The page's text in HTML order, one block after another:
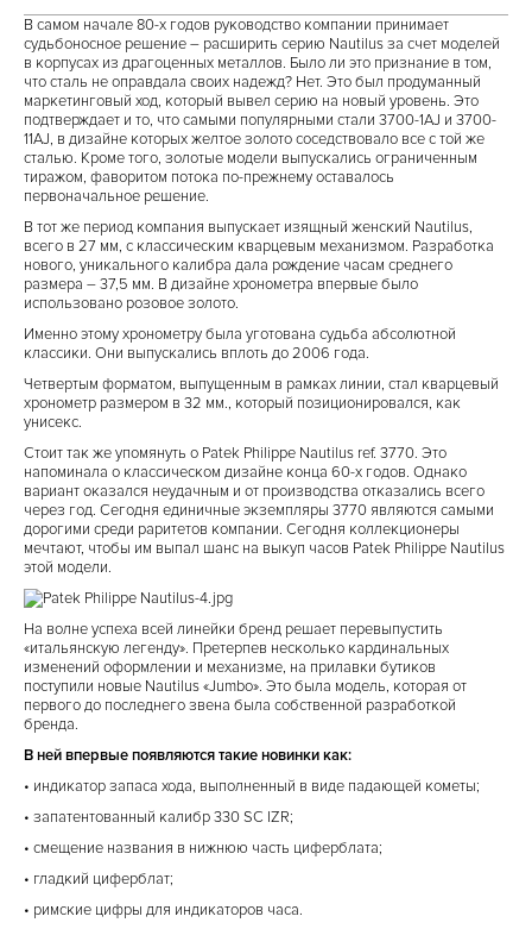
В самом начале 80-х годов руководство компании принимает
судьбоносное решение – расширить серию Nautilus за счет моделей
в корпусах из драгоценных металлов. Было ли это признание в том,
что сталь не оправдала своих надежд? Нет. Это был продуманный
маркетинговый ход, который вывел серию на новый уровень. Это
подтверждает и то, что самыми популярными стали 3700-1AJ и 3700-
11AJ, в дизайне которых желтое золото соседствовало все с той же
сталью. Кроме того, золотые модели выпускались ограниченным
тиражом, фаворитом потока по-прежнему оставалось
первоначальное решение.
В тот же период компания выпускает изящный женский Nautilus,
всего в 27 мм, с классическим кварцевым механизмом. Разработка
нового, уникального калибра дала рождение часам среднего
размера – 37,5 мм. В дизайне хронометра впервые было
использовано розовое золото.
Именно этому хронометру была уготована судьба абсолютной
классики. Они выпускались вплоть до 2006 года.
Четвертым форматом, выпущенным в рамках линии, стал кварцевый
хронометр размером в 32 мм., который позиционировался, как
унисекс.
Стоит так же упомянуть о Patek Philippe Nautilus ref. 3770. Это
напоминала о классическом дизайне конца 60-х годов. Однако
вариант оказался неудачным и от производства отказались всего
через год. Сегодня единичные экземпляры 3770 являются самыми
дорогими среди раритетов компании. Сегодня коллекционеры
мечтают, чтобы им выпал шанс на выкуп часов Patek Philippe Nautilus
этой модели.
На волне успеха всей линейки бренд решает перевыпустить
«итальянскую легенду». Претерпев несколько кардинальных
изменений оформлении и механизме, на прилавки бутиков
поступили новые Nautilus «Jumbo». Это была модель, которая от
первого до последнего звена была собственной разработкой
бренда.
В ней впервые появляются такие новинки как:
• индикатор запаса хода, выполненный в виде падающей кометы;
• запатентованный калибр 330 SC IZR;
• смещение названия в нижнюю часть циферблата;
• гладкий циферблат;
• римские цифры для индикаторов часа.